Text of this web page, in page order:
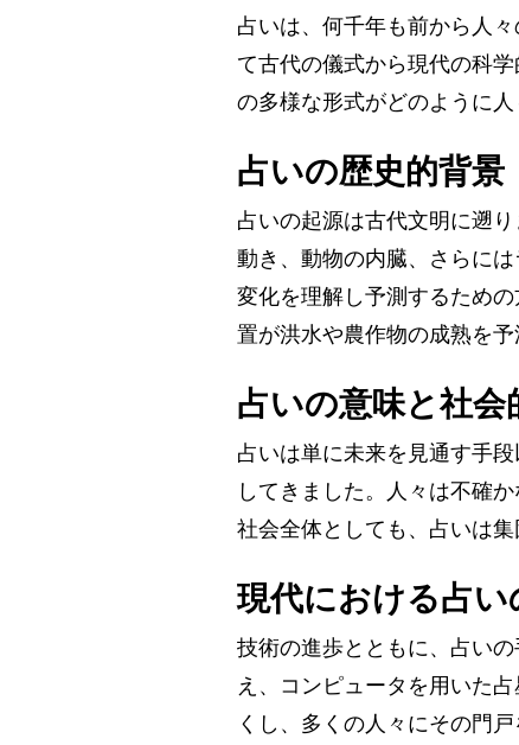
占いは、何千年も前から人
て古代の儀式から現代の科
の多様な形式がどのように
占いの歴史的背景
占いの起源は古代文明に遡
動き、動物の内臓、さらに
変化を理解し予測するため
置が洪水や農作物の成熟を予
占いの意味と社会
占いは単に未来を見通す手
してきました。人々は不確
社会全体としても、占いは
現代における占い
技術の進歩とともに、占い
え、コンピュータを用いた
くし、多くの人々にその門